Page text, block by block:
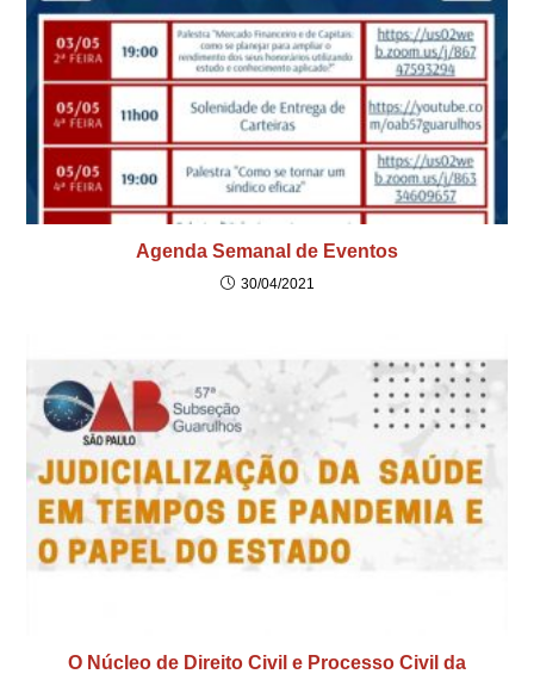
Agenda Semanal de Eventos
30/04/2021
O Núcleo de Direito Civil e Processo Civil da